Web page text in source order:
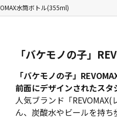
水筒ボトル(355ml)
「バケモノの子」
「バケモノの子」
前面にデザインされたスタ
人気ブランド「
ん、炭酸水やビールを持ち